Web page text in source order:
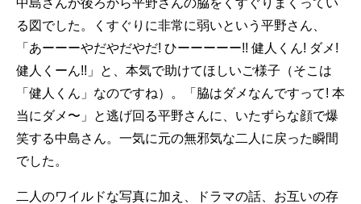
中島さんが後ろから平野さんの脇をくすぐりまくってい
る図でした。くすぐりに非常に弱いという平野さん、
「あーーーやだやだやだ! ひーーーーー!! 健人くん! ダメ!
健人くーん!!」と、本気で助けてほしいご様子（そこは
「健人くん」なのですね）。「脇はダメなんですって! 本
当にダメ〜」と逃げ回る平野さんに、いたずらな顔で爆
笑する中島さん。一気に元の無邪気な二人に戻った瞬間
でした。
二人のワイルドな写真に加え、ドラマの話、お互いの存